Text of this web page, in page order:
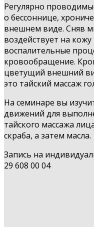
Регулярно
о бессоннице,
внешнем виде. Сняв
воздействует на
воспалительные
кровообращение.
цветущий внешний
это тайский массаж
На семинаре вы
движений для
тайского массажа
скраба, а затем масла.
Запись на
29 608 00 04